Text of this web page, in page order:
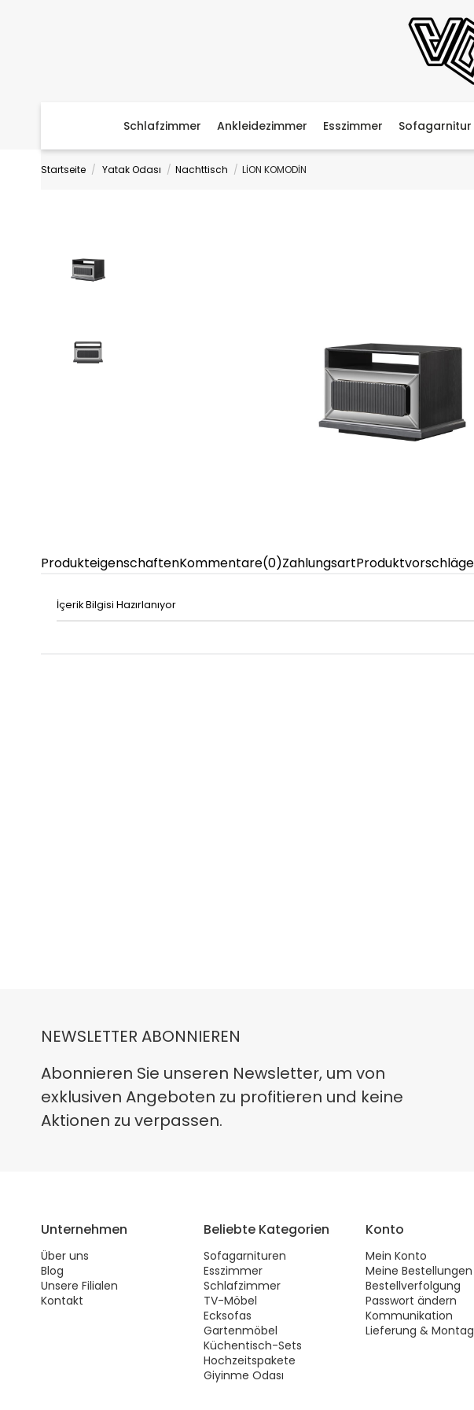
Schlafzimmer Ankleidezimmer Esszimmer Sofagarnitur
Startseite Yatak Odası Nachttisch LİON KOMODİN
ProdukteigenschaftenKommentare(0)ZahlungsartProduktvorschläge
İçerik Bilgisi Hazırlanıyor
NEWSLETTER ABONNIEREN
Abonnieren Sie unseren Newsletter, um von
exklusiven Angeboten zu profitieren und keine
Aktionen zu verpassen.
Unternehmen
Über uns
Blog
Unsere Filialen
Kontakt
Beliebte Kategorien
Sofagarnituren
Esszimmer
Schlafzimmer
TV-Möbel
Ecksofas
Gartenmöbel
Küchentisch-Sets
Hochzeitspakete
Giyinme Odası
Konto
Mein Konto
Meine Bestellungen
Bestellverfolgung
Passwort ändern
Kommunikation
Lieferung &